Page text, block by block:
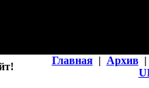
Главная | Архив |